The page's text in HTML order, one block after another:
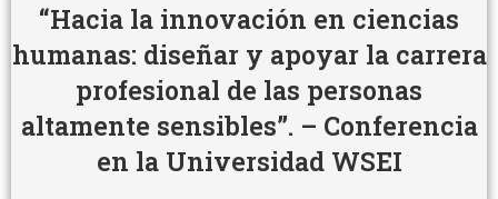
“Hacia la innovación en ciencias
humanas: diseñar y apoyar la carrera
profesional de las personas
altamente sensibles”. – Conferencia
en la Universidad WSEI